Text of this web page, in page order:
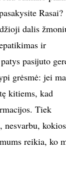
Rasai?
dalis
ir
pasijuto
grėsmė: jei
kitiems, kad
Tiek
nesvarbu,
reikia, ko